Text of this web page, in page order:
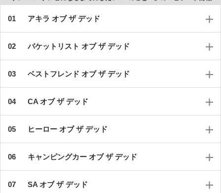
アキラ オブ ザ デッド
バケットリスト オブ ザ デッド
ベストフレンド オブ ザ デッド
CA オブ ザ デッド
ヒーロー オブ ザ デッド
キャンピングカー オブ ザ デッド
SA オブ ザ デッド